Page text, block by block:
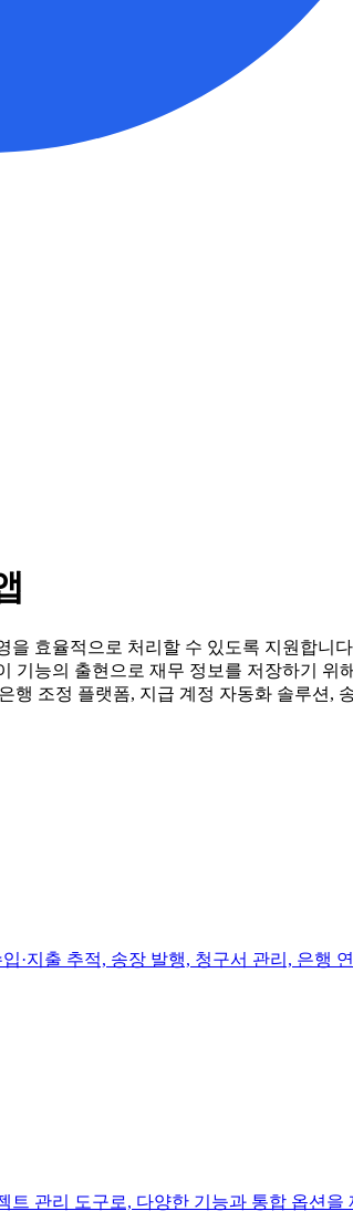
효율적으로 처리할 수 있도록 지원합니
기능의 출현으로 재무 정보를 저장하기
행 조정 플랫폼, 지급 계정 자동화 솔루션
·지출 추적, 송장 발행, 청구서 관리, 은행
트 관리 도구로, 다양한 기능과 통합 옵션을